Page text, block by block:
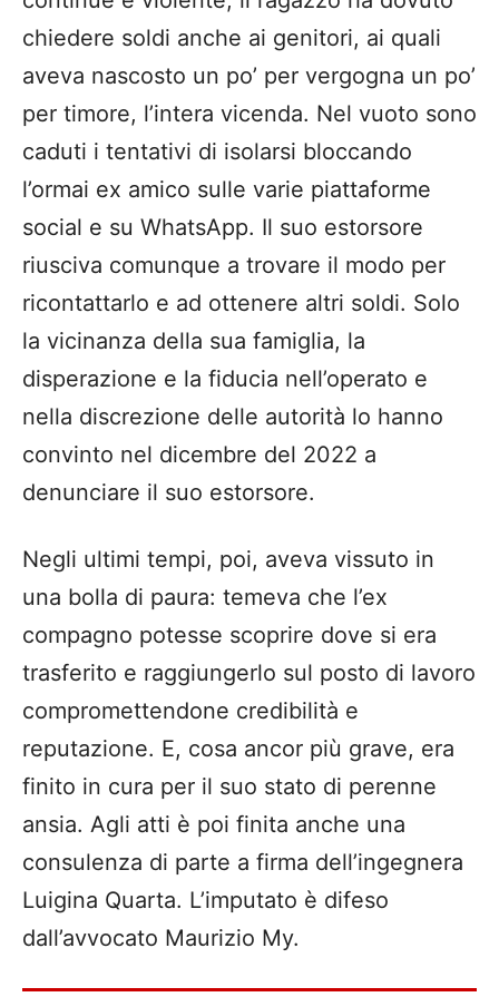
chiedere soldi anche ai genitori, ai quali
aveva nascosto un po’ per vergogna un po’
per timore, l’intera vicenda. Nel vuoto sono
caduti i tentativi di isolarsi bloccando
l’ormai ex amico sulle varie piattaforme
social e su WhatsApp. Il suo estorsore
riusciva comunque a trovare il modo per
ricontattarlo e ad ottenere altri soldi. Solo
la vicinanza della sua famiglia, la
disperazione e la fiducia nell’operato e
nella discrezione delle autorità lo hanno
convinto nel dicembre del 2022 a
denunciare il suo estorsore.
Negli ultimi tempi, poi, aveva vissuto in
una bolla di paura: temeva che l’ex
compagno potesse scoprire dove si era
trasferito e raggiungerlo sul posto di lavoro
compromettendone credibilità e
reputazione. E, cosa ancor più grave, era
finito in cura per il suo stato di perenne
ansia. Agli atti è poi finita anche una
consulenza di parte a firma dell’ingegnera
Luigina Quarta. L’imputato è difeso
dall’avvocato Maurizio My.